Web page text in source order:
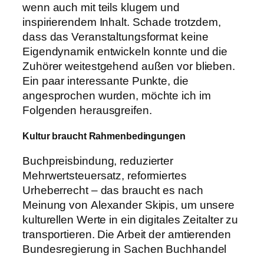
wenn auch mit teils klugem und
inspirierendem Inhalt. Schade trotzdem,
dass das Veranstaltungsformat keine
Eigendynamik entwickeln konnte und die
Zuhörer weitestgehend außen vor blieben.
Ein paar interessante Punkte, die
angesprochen wurden, möchte ich im
Folgenden herausgreifen.
Kultur braucht Rahmenbedingungen
Buchpreisbindung, reduzierter
Mehrwertsteuersatz, reformiertes
Urheberrecht – das braucht es nach
Meinung von Alexander Skipis, um unsere
kulturellen Werte in ein digitales Zeitalter zu
transportieren. Die Arbeit der amtierenden
Bundesregierung in Sachen Buchhandel